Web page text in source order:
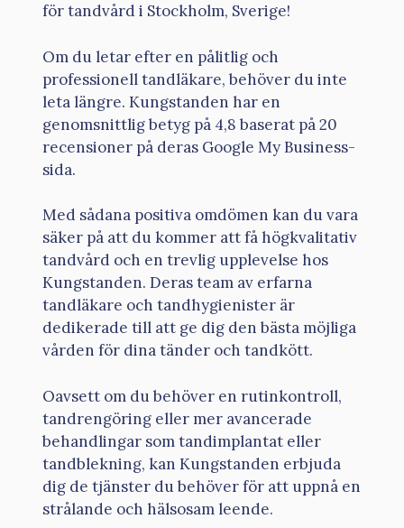
för tandvård i Stockholm, Sverige!
Om du letar efter en pålitlig och
professionell tandläkare, behöver du inte
leta längre. Kungstanden har en
genomsnittlig betyg på 4,8 baserat på 20
recensioner på deras Google My Business-
sida.
Med sådana positiva omdömen kan du vara
säker på att du kommer att få högkvalitativ
tandvård och en trevlig upplevelse hos
Kungstanden. Deras team av erfarna
tandläkare och tandhygienister är
dedikerade till att ge dig den bästa möjliga
vården för dina tänder och tandkött.
Oavsett om du behöver en rutinkontroll,
tandrengöring eller mer avancerade
behandlingar som tandimplantat eller
tandblekning, kan Kungstanden erbjuda
dig de tjänster du behöver för att uppnå en
strålande och hälsosam leende.